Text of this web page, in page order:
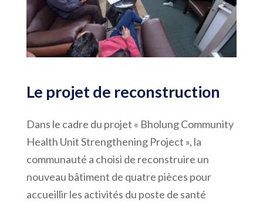
Le projet de reconstruction
Dans le cadre du projet « Bholung Community
Health Unit Strengthening Project », la
communauté a choisi de reconstruire un
nouveau bâtiment de quatre pièces pour
accueillir les activités du poste de santé